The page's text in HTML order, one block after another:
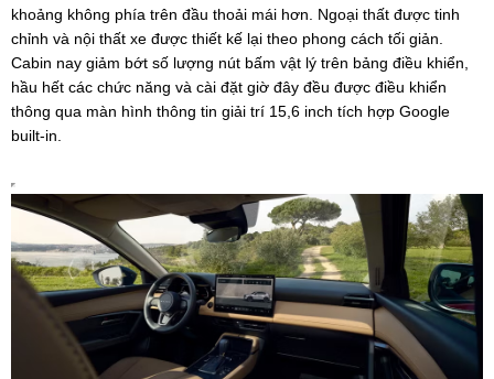
khoảng không phía trên đầu thoải mái hơn. Ngoại thất được tinh
chỉnh và nội thất xe được thiết kế lại theo phong cách tối giản.
Cabin nay giảm bớt số lượng nút bấm vật lý trên bảng điều khiển,
hầu hết các chức năng và cài đặt giờ đây đều được điều khiển
thông qua màn hình thông tin giải trí 15,6 inch tích hợp Google
built-in.